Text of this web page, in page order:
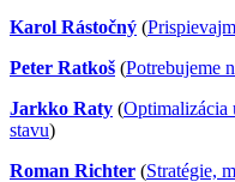
Karol Rástočný (
Peter Ratkoš (Potrebujeme
Jarkko Raty (Optimalizácia
stavu)
Roman Richter (Stratégie,